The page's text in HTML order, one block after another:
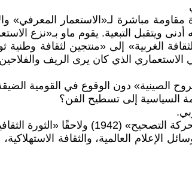
مقاومة مباشرة لـ«الاستعمار
ويتقبل التبعية. يقوم ماو بـ«نزع
الغربية» إلى «منتجين لثقافة
الاستعماري الذي كان يرى الريف
الصينية» دون الوقوع في القومية
السياسية إلى تسطيح الفن؟
تكون نخبة ثقافية منفصلة عن الجماهير.
الإعلام العالمية، والثقافة